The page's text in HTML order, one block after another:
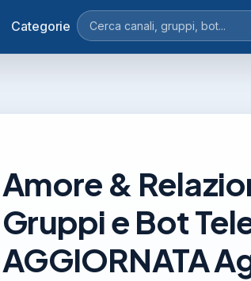
Categorie
Amore &
Gruppi e Bot
AGGIORNATA